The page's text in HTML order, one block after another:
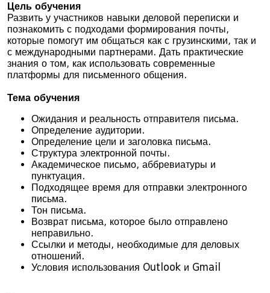
Цель обучения
Развить у участников навыки деловой переписки и
познакомить с подходами формирования почты,
которые помогут им общаться как с грузинскими, так и
с международными партнерами. Дать практические
знания о том, как использовать современные
платформы для письменного общения.
Тема обучения
Ожидания и реальность отправителя письма.
Определение аудитории.
Определение цели и заголовка письма.
Структура электронной почты.
Академическое письмо, аббревиатуры и
пунктуация.
Подходящее время для отправки электронного
письма.
Тон письма.
Возврат письма, которое было отправлено
неправильно.
Ссылки и методы, необходимые для деловых
отношений.
Условия использования Outlook и Gmail